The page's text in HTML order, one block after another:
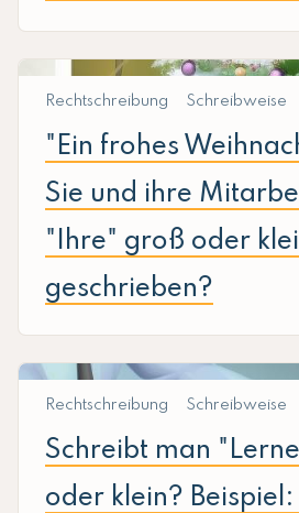
Rechtschreibung Schreibweise
"Ein frohes
Sie und ihre
"Ihre" groß oder
geschrieben?
Rechtschreibung Schreibweise
Schreibt man
oder klein?